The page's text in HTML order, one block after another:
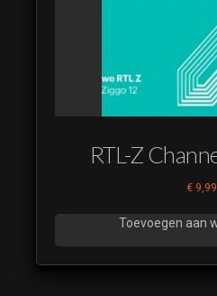
RTL-Z
€ 9,99
Toevoegen aan